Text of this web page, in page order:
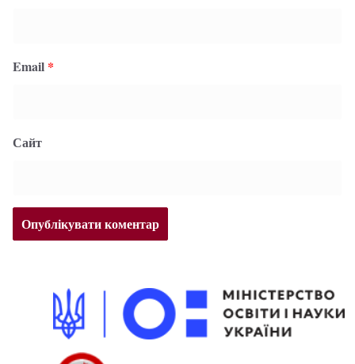
Email *
Сайт